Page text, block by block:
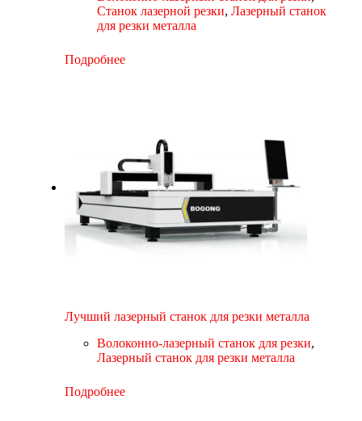
Станок лазерной резки,Лазерный станок
для резки металла
Подробнее
Лучший лазерный станок для резки металла
Волоконно-лазерный станок для резки,
Лазерный станок для резки металла
Подробнее